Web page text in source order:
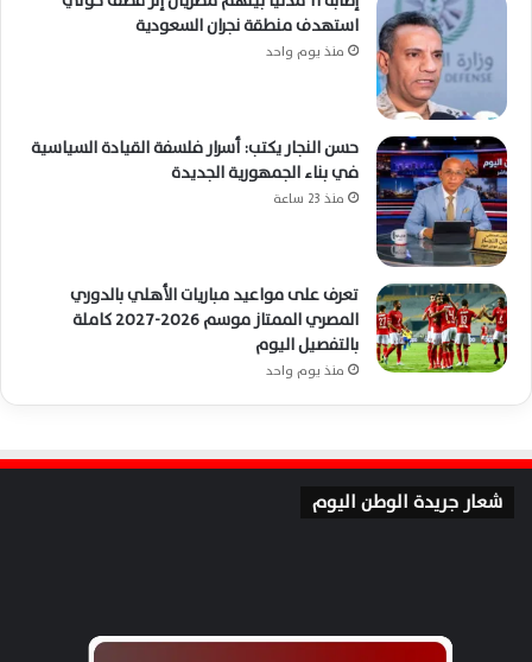
استهدف منطقة نجران السعودية
منذ يوم واحد
حسن النجار يكتب: أسرار فلسفة القيادة السياسية
في بناء الجمهورية الجديدة
منذ 23 ساعة
تعرف على مواعيد مباريات الأهلي بالدوري
المصري الممتاز موسم 2026-2027 كاملة
بالتفصيل اليوم
منذ يوم واحد
شعار جريدة الوطن اليوم